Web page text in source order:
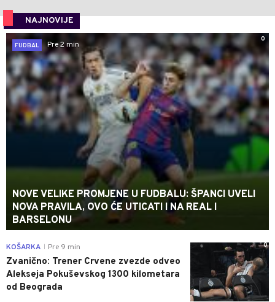
NAJNOVIJE
0
FUDBAL
Pre 2 min
NOVE VELIKE PROMJENE U FUDBALU: ŠPANCI UVELI
NOVA PRAVILA, OVO ĆE UTICATI I NA REAL I
BARSELONU
0
KOŠARKA Pre 9 min
Zvanično: Trener Crvene zvezde odveo
Alekseja Pokuševskog 1300 kilometara
od Beograda